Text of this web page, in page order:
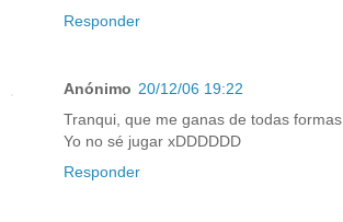
Responder
Anónimo 20/12/06 19:22
Tranqui, que me ganas de todas formas.
Yo no sé jugar xDDDDDD
Responder